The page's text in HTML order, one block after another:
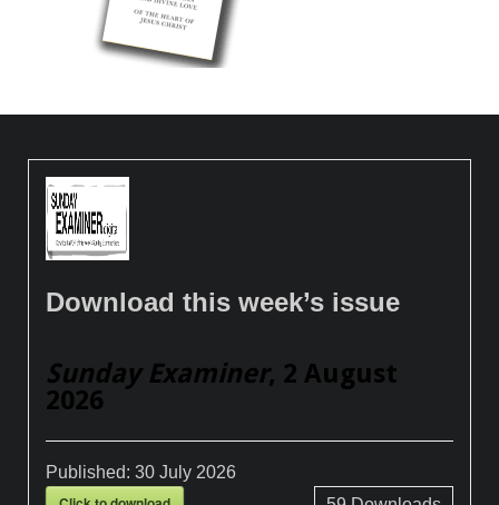
Download this week’s issue
Sunday Examiner, 2 August
2026
Published:30 July 2026